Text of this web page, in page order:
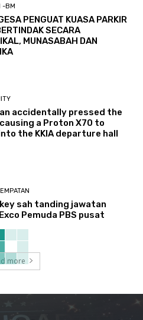
-BM
PENGUAT KUASA PARKIR
SECARA
MUNASABAH DAN
accidentally pressed the
a Proton X70 to
the KKIA departure hall
sah tanding jawatan
Pemuda PBS pusat
more